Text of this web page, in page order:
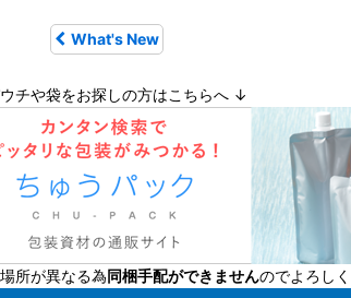
What's New
チや袋をお探しの方はこちらへ ↓
所が異なる為同梱手配ができませんのでよろし